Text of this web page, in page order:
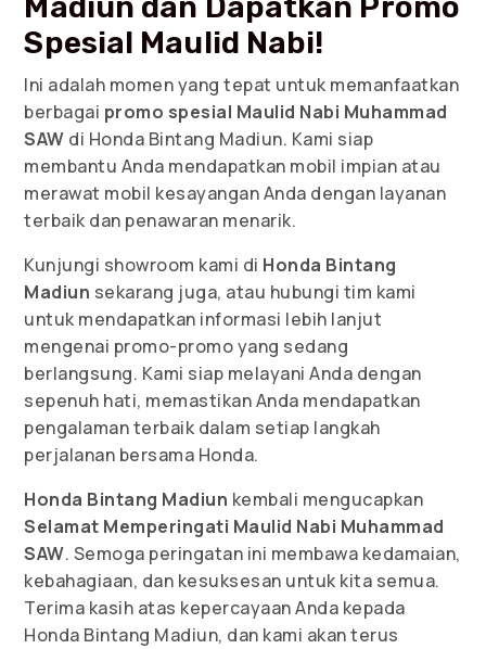
Madiun dan Dapatkan Promo
Spesial Maulid Nabi!
Ini adalah momen yang tepat untuk memanfaatkan
berbagai promo spesial Maulid Nabi Muhammad
SAW di Honda Bintang Madiun. Kami siap
membantu Anda mendapatkan mobil impian atau
merawat mobil kesayangan Anda dengan layanan
terbaik dan penawaran menarik.
Kunjungi showroom kami di Honda Bintang
Madiun sekarang juga, atau hubungi tim kami
untuk mendapatkan informasi lebih lanjut
mengenai promo-promo yang sedang
berlangsung. Kami siap melayani Anda dengan
sepenuh hati, memastikan Anda mendapatkan
pengalaman terbaik dalam setiap langkah
perjalanan bersama Honda.
Honda Bintang Madiun kembali mengucapkan
Selamat Memperingati Maulid Nabi Muhammad
SAW. Semoga peringatan ini membawa kedamaian,
kebahagiaan, dan kesuksesan untuk kita semua.
Terima kasih atas kepercayaan Anda kepada
Honda Bintang Madiun, dan kami akan terus